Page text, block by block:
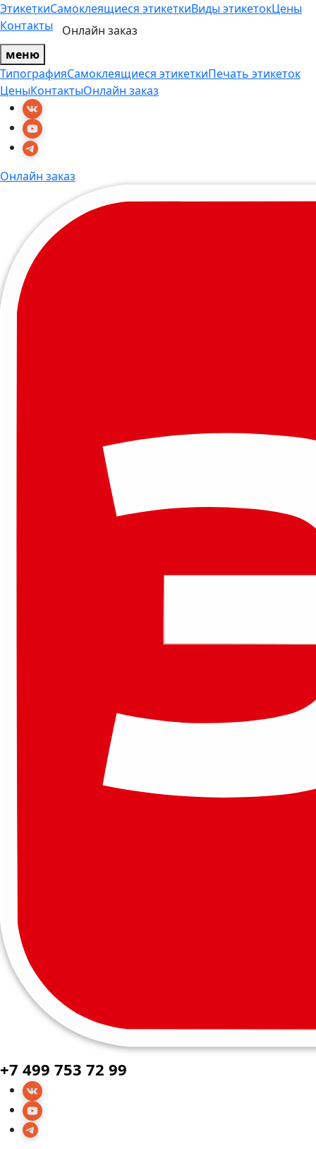
ЭтикеткиСамоклеящиеся этикеткиВиды этикетокЦены
Контакты
Онлайн заказ
меню
ТипографияСамоклеящиеся этикеткиПечать этикеток
ЦеныКонтактыОнлайн заказ
Онлайн заказ
+7 499 753 72 99